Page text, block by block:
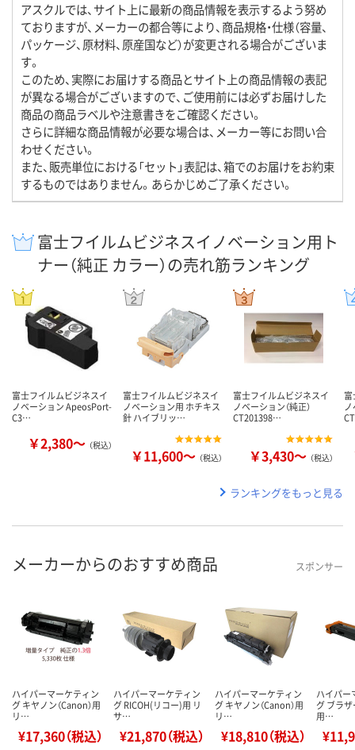
アスクルでは、サイト上に最新の商品情報を表示するよう努め
ておりますが、メーカーの都合等により、商品規格・仕様（容量、
パッケージ、原材料、原産国など）が変更される場合がございま
す。
このため、実際にお届けする商品とサイト上の商品情報の表記
が異なる場合がございますので、ご使用前には必ずお届けした
商品の商品ラベルや注意書きをご確認ください。
さらに詳細な商品情報が必要な場合は、メーカー等にお問い合
わせください。
また、販売単位における「セット」表記は、箱でのお届けをお約束
するものではありません。あらかじめご了承ください。
富士フイルムビジネスイノベーション用ト
ナー（純正 カラー）の売れ筋ランキング
富士フイルムビジネスイ
ノベーション ApeosPort-
C3…
￥2,380～ （税込）
富士フイルムビジネスイ
ノベーション用 ホチキス
針 ハイブリッ…
￥11,600～ （税込）
富士フイルムビジネスイ
ノベーション（純正）
CT201398…
￥3,430～ （税込）
ランキングをもっと見る
メーカーからのおすすめ商品 スポンサー
ハイパーマーケティン
グ キヤノン（Canon）用
リ…
¥17,360（税込）
ハイパーマーケティン
グ RICOH(リコー)用 リ
サ…
¥21,870（税込）
ハイパーマーケティン
グ キヤノン（Canon）用
リ…
¥18,810（税込）
ハイパー
グ ブラザ
用…